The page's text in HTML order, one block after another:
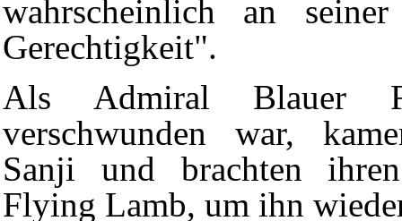
wahrscheinlich an seiner
Gerechtigkeit".
Als Admiral Blauer
verschwunden war,
Sanji und brachten
Flying Lamb, um ihn
Diese Seite wurde zuletzt am 20. September 2019 um 01:25